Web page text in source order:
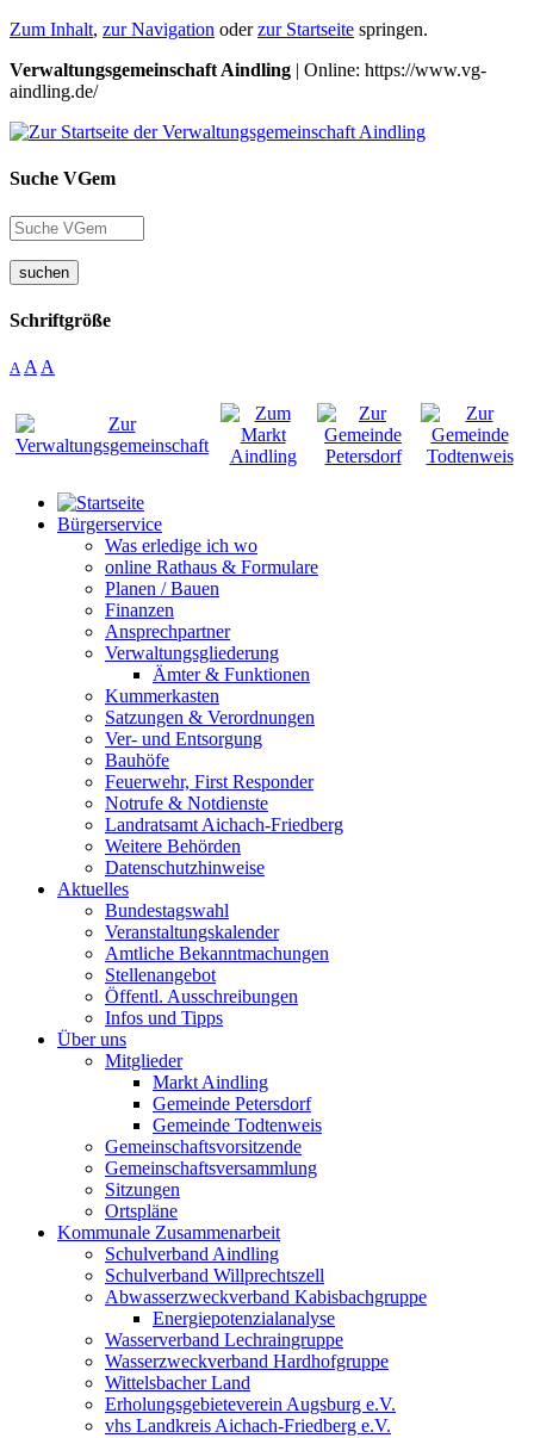
Zum Inhalt, zur Navigation oderzur Startseite springen.
Verwaltungsgemeinschaft Aindling | Online: https://www.vg-
aindling.de/
Suche VGem
suchen
Schriftgröße
A A A
Bürgerservice
Was erledige ich wo
online Rathaus & Formulare
Planen / Bauen
Finanzen
Ansprechpartner
Verwaltungsgliederung
Ämter & Funktionen
Kummerkasten
Satzungen & Verordnungen
Ver- und Entsorgung
Bauhöfe
Feuerwehr, First Responder
Notrufe & Notdienste
Landratsamt Aichach-Friedberg
Weitere Behörden
Datenschutzhinweise
Aktuelles
Bundestagswahl
Veranstaltungskalender
Amtliche Bekanntmachungen
Stellenangebot
Öffentl. Ausschreibungen
Infos und Tipps
Über uns
Mitglieder
Markt Aindling
Gemeinde Petersdorf
Gemeinde Todtenweis
Gemeinschaftsvorsitzende
Gemeinschaftsversammlung
Sitzungen
Ortspläne
Kommunale Zusammenarbeit
Schulverband Aindling
Schulverband Willprechtszell
Abwasserzweckverband Kabisbachgruppe
Energiepotenzialanalyse
Wasserverband Lechraingruppe
Wasserzweckverband Hardhofgruppe
Wittelsbacher Land
Erholungsgebieteverein Augsburg e.V.
vhs Landkreis Aichach-Friedberg e.V.